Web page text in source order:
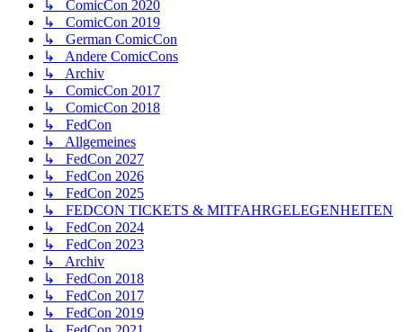
↳ ComicCon 2020
↳ ComicCon 2019
↳ German ComicCon
↳ Andere ComicCons
↳ Archiv
↳ ComicCon 2017
↳ ComicCon 2018
↳ FedCon
↳ Allgemeines
↳ FedCon 2027
↳ FedCon 2026
↳ FedCon 2025
↳ FEDCON TICKETS & MITFAHRGELEGENHEITEN
↳ FedCon 2024
↳ FedCon 2023
↳ Archiv
↳ FedCon 2018
↳ FedCon 2017
↳ FedCon 2019